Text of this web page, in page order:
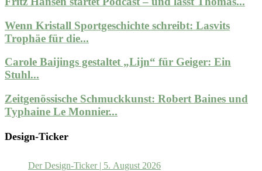
Wenn Kristall Sportgeschichte schreibt: Lasvits
Trophäe für die...
Carole Baijings gestaltet „Lijn“ für Geiger: Ein
Stuhl...
Zeitgenössische Schmuckkunst: Robert Baines und
Typhaine Le Monnier...
Design-Ticker
Der Design-Ticker | 5. August 2026